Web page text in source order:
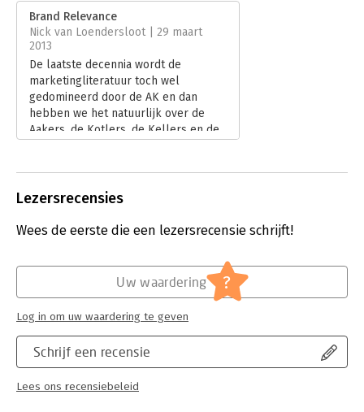
Hoofdrubriek:
Brand Relevance
Nick van Loendersloot | 29 maart
2013
De laatste decennia wordt de
marketingliteratuur toch wel
gedomineerd door de AK en dan
hebben we het natuurlijk over de
Aakers, de Kotlers, de Kellers en de
publicaties een herhaling van zetten,
thema. Maar soms komen er nieuwe
laatste geesteskind van Aaker na
Strong Brands en Brand Leadership
valt.
Lees verder
Lezersrecensies
Wees de eerste die een lezersrecensie schrijft!
Schrijf een recensie
Lees ons recensiebeleid
Uw waardering ?
Log in om uw waardering te geven